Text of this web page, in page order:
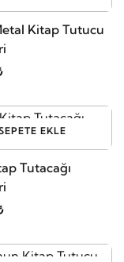
Kitap Tutucu
EKLE
Tutacağı